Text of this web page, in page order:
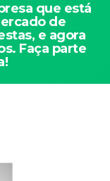
que está
de
e agora
Faça parte